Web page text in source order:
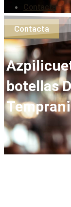
Contacta
Contacta
botellas